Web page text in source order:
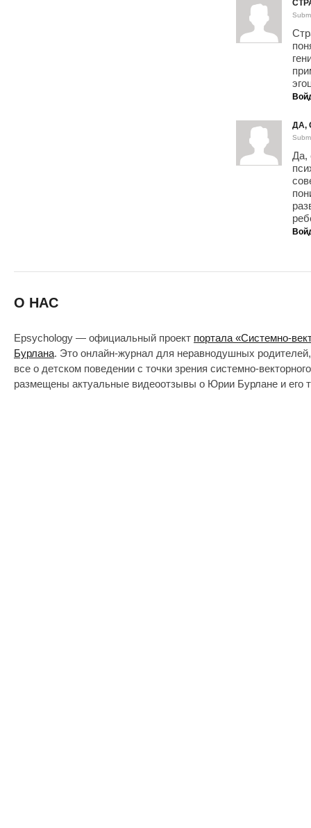
ДА,
Да,
О НАС
Epsychology — официальный проект портала «Системно-
Бурлана. Это онлайн-журнал для неравнодушных
все о детском поведении с точки зрения системно-
размещены актуальные видеоотзывы о Юрии Бурлане и его